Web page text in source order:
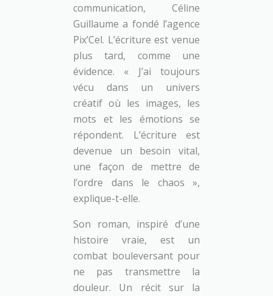
communication, Céline
Guillaume a fondé l’agence
Pix’Cel. L’écriture est venue
plus tard, comme une
évidence. « J’ai toujours
vécu dans un univers
créatif où les images, les
mots et les émotions se
répondent. L’écriture est
devenue un besoin vital,
une façon de mettre de
l’ordre dans le chaos »,
explique-t-elle.
Son roman, inspiré d’une
histoire vraie, est un
combat bouleversant pour
ne pas transmettre la
douleur. Un récit sur la